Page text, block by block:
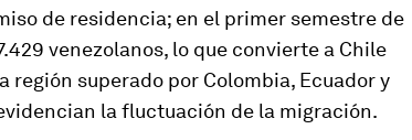
de residencia; en el primer semestre de
venezolanos, lo que convierte a Chile
región superado por Colombia, Ecuador y
la fluctuación de la migración.